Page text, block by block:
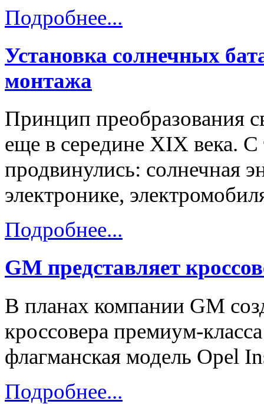
Подробнее...
Установка солнечных
монтажа
Принцип преобразования
еще в середине XIX века.
продвинулись: солнечная
электронике,
Подробнее...
GM представляет
В планах компании GM
кроссовера премиум-
флагманская модель Opel
Подробнее...